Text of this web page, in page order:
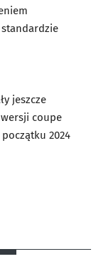
jeszcze
coupe
2024